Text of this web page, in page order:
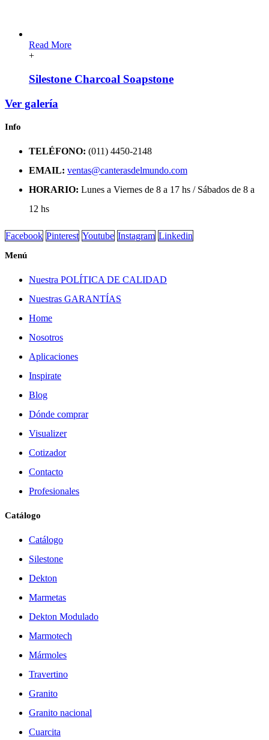
Read More
+
Silestone Charcoal Soapstone
Ver galería
Info
TELÉFONO: (011) 4450-2148
EMAIL: ventas@canterasdelmundo.com
HORARIO: Lunes a Viernes de 8 a 17 hs / Sábados de 8 a
12 hs
Facebook Pinterest Youtube Instagram Linkedin
Menú
Nuestra POLÍTICA DE CALIDAD
Nuestras GARANTÍAS
Home
Nosotros
Aplicaciones
Inspirate
Blog
Dónde comprar
Visualizer
Cotizador
Contacto
Profesionales
Catálogo
Catálogo
Silestone
Dekton
Marmetas
Dekton Modulado
Marmotech
Mármoles
Travertino
Granito
Granito nacional
Cuarcita